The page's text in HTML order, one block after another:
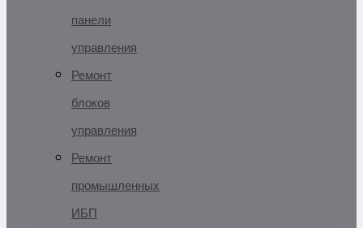
панели
управления
Ремонт
блоков
управления
Ремонт
промышленных
ИБП